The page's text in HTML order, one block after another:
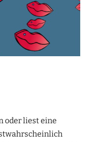
oder liest eine